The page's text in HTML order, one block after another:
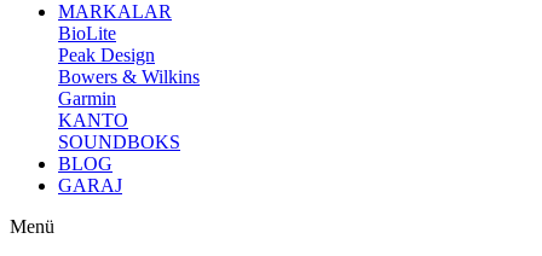
MARKALAR
BioLite
Peak Design
Bowers & Wilkins
Garmin
KANTO
SOUNDBOKS
BLOG
GARAJ
Menü